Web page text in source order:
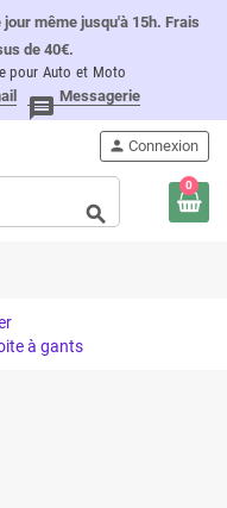
même jusqu'à 15h. Frais
de 40€.
pour Auto et Moto
message Messagerie
person Connexion
search
0
à gants